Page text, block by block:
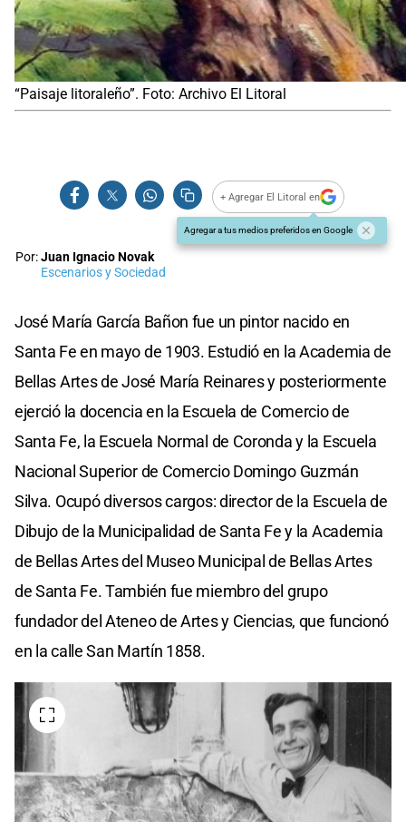
“Paisaje litoraleño”. Foto: Archivo El Litoral
+ Agregar El Litoral en
Agregar a tus medios preferidos en Google
Por:Juan Ignacio Novak
Escenarios y Sociedad
José María García Bañon fue un pintor nacido en
Santa Fe en mayo de 1903. Estudió en la Academia de
Bellas Artes de José María Reinares y posteriormente
ejerció la docencia en la Escuela de Comercio de
Santa Fe, la Escuela Normal de Coronda y la Escuela
Nacional Superior de Comercio Domingo Guzmán
Silva. Ocupó diversos cargos: director de la Escuela de
Dibujo de la Municipalidad de Santa Fe y la Academia
de Bellas Artes del Museo Municipal de Bellas Artes
de Santa Fe. También fue miembro del grupo
fundador del Ateneo de Artes y Ciencias, que funcionó
en la calle San Martín 1858.